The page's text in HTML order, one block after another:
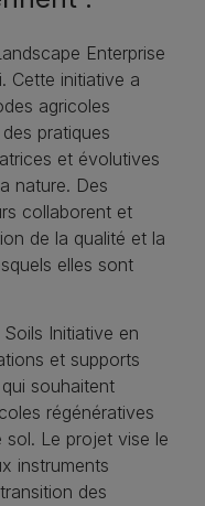
Enterprise
Cette initiative a
agricoles
pratiques
et évolutives
nature. Des
collaborent et
de la qualité et la
elles sont
Initiative en
et supports
souhaitent
régénératives
sol. Le projet vise le
instruments
des